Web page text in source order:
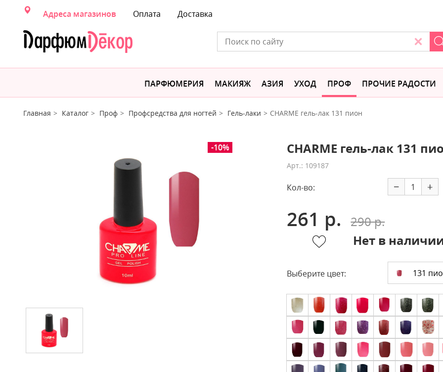
Адреса магазинов Оплата Доставка
ПАРФЮМЕРИЯ МАКИЯЖ АЗИЯ УХОД ПРОФ ПРОЧИЕ РАДОСТИ
Главная Каталог Проф Профсредства для ногтей Гель-лаки CHARME гель-лак 131 пион
-10% CHARME гель-лак 131
Арт.: 109187
Кол-во: − +
261 р.
290 р.
Нет в
Выберите цвет: 131